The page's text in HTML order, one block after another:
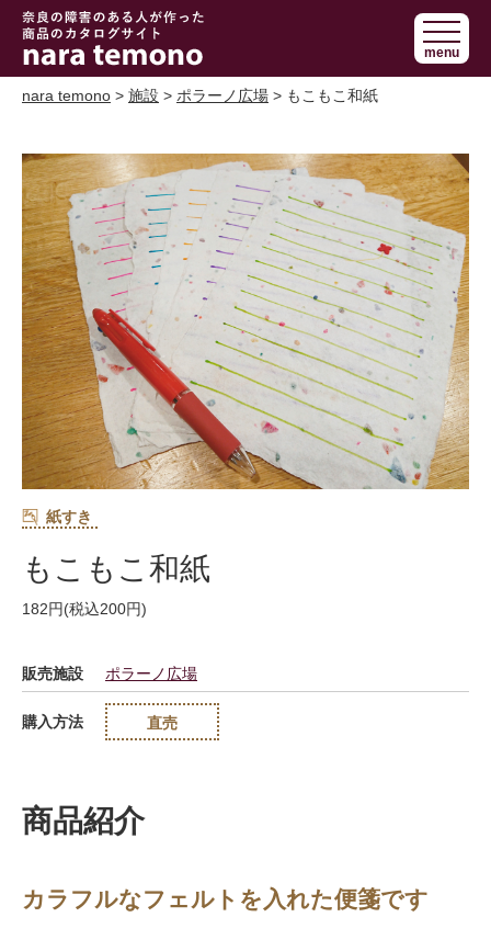
奈良で障害の
ある人の手作
り商品 nara
menu
nara temono > 施設 > ポラーノ広場 > もこもこ和紙
紙すき
もこもこ和紙
182円(税込200円)
販売施設 ポラーノ広場
購入方法 直売
商品紹介
カラフルなフェルトを入れた便箋です